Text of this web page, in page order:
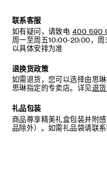
联系客服
如有疑问，请致电 400 690
周一至周五10:00-20:00，
以具体安排为准
退换货政策
如需退货，您可以选择由思
思琳指定的专卖店。详见退
礼品包装
商品尊享精美礼盒包装并附
品除外）。如需礼品袋请联系